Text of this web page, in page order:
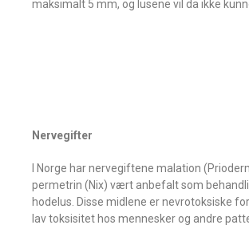
maksimalt 5 mm, og lusene vil da ikke
Nervegifter
I Norge har nervegiftene malation
permetrin (Nix) vært anbefalt som
hodelus. Disse midlene er nevrotoksiske
lav toksisitet hos mennesker og andre